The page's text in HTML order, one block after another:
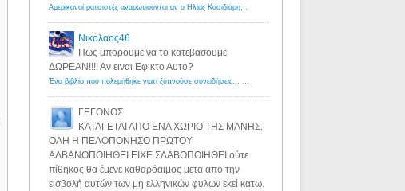
Αμερικανοί ρατσιστές αναρωτιούνται αν ο Ηλίας Κασιδιάρης ανήκει στη λευκή φυλή... - Λόγιος Ερμής
Νικολαος46
Πως μπορουμε να το κατεβασουμε
ΔΩΡΕΑΝ!!!! Αν ειναι Εφικτο Αυτο?
Ένα βιβλίο που πολεμήθηκε γιατί ξυπνούσε συνειδήσεις... - Λόγιος Ερμής | Η γνώση ξεκινάει με την αναζήτηση...
ΓΕΓΟΝΟΣ
ΚΑΤΑΓΕΤΑΙ ΑΠΟ ΕΝΑ ΧΩΡΙΟ ΤΗΣ ΜΑΝΗΣ.
ΟΛΗ Η ΠΕΛΟΠΟΝΗΣΟ ΠΡΩΤΟΥ
ΑΛΒΑΝΟΠΟΙΗΘΕΙ ΕΙΧΕ ΣΛΑΒΟΠΟΙΗΘΕΙ ούτε
πίθηκος θα έμενε καθαρόαιμος μετα απο την
εισβολή αυτών των μη ελληνικών φυλων εκεί κατω.